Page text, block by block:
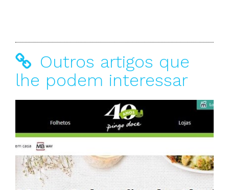
Outros artigos que
lhe podem interessar